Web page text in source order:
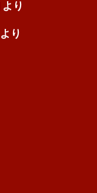
より
より